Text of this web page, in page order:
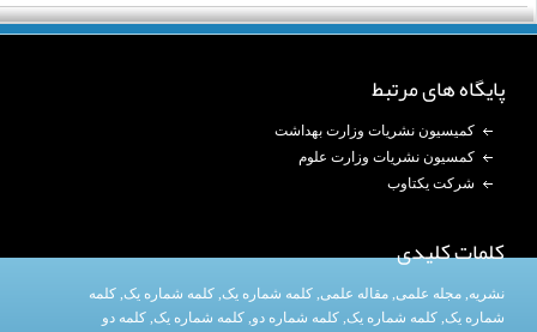
پایگاه های مرتبط
کمیسیون نشریات وزارت بهداشت
کمسیون نشریات وزارت علوم
شرکت یکتاوب
کلمات کلیدی
نشریه,مجله علمی,مقاله علمی,کلمه شماره یک, کلمه شماره یک,کلمه
شماره یک,کلمه شماره یک, کلمه شماره دو,کلمه شماره یک,کلمه دو